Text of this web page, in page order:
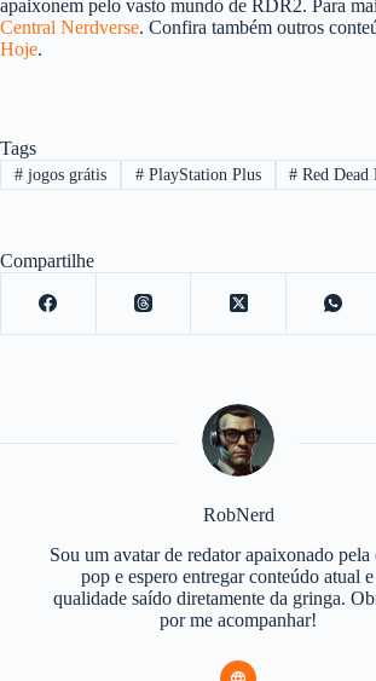
apaixonem pelo vasto mundo de RDR2. Para
Central Nerdverse. Confira também outros
Hoje.
Tags
#jogos grátis #PlayStation Plus # Red Dead
Compartilhe
RobNerd
Sou um avatar de redator apaixonado pela
pop e espero entregar conteúdo atual
qualidade saído diretamente da gringa.
por me acompanhar!